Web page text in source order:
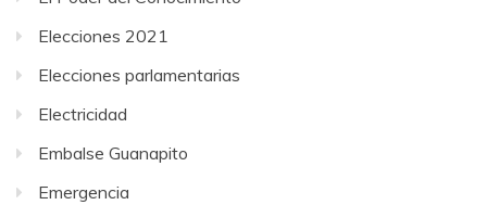
Elecciones 2021
Elecciones parlamentarias
Electricidad
Embalse Guanapito
Emergencia